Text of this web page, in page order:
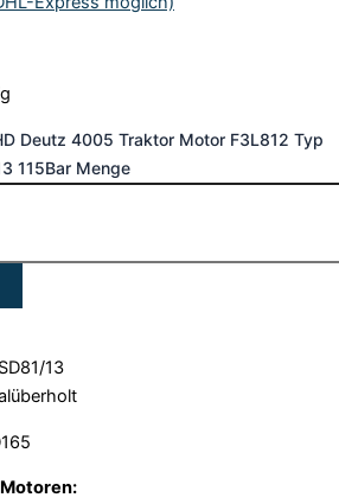
Deutz 4005 Traktor Motor F3L812 Typ
115Bar Menge
13